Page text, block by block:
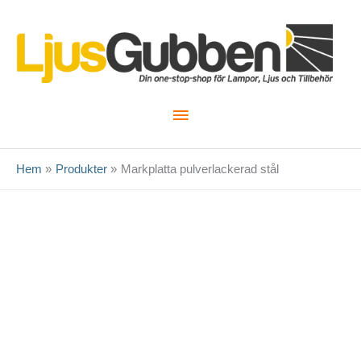
Huvudmeny
Hem Produkter Markplatta pulverlackerad stål